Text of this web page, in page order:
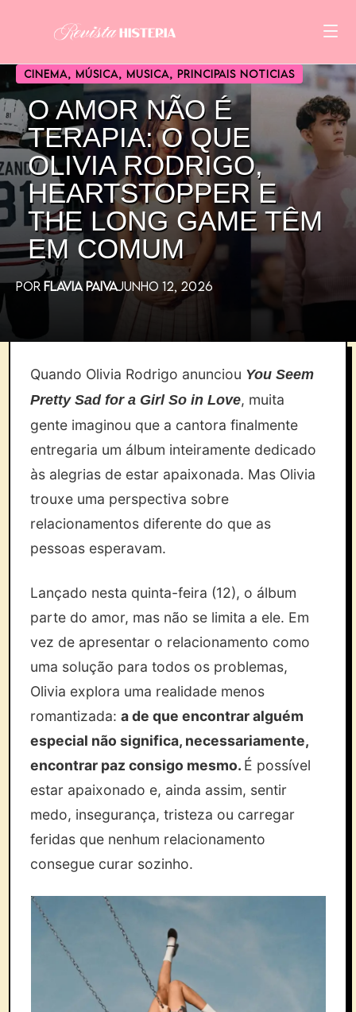
CINEMA, MÚSICA, MUSICA, PRINCIPAIS NOTICIAS
O AMOR NÃO É
TERAPIA: O QUE
OLIVIA RODRIGO,
HEARTSTOPPER E
THE LONG GAME TÊM
EM COMUM
POR FLAVIA PAIVAJUNHO 12, 2026
Quando Olivia Rodrigo anunciou You Seem
Pretty Sad for a Girl So in Love, muita
gente imaginou que a cantora finalmente
entregaria um álbum inteiramente dedicado
às alegrias de estar apaixonada. Mas Olivia
trouxe uma perspectiva sobre
relacionamentos diferente do que as
pessoas esperavam.
Lançado nesta quinta-feira (12), o álbum
parte do amor, mas não se limita a ele. Em
vez de apresentar o relacionamento como
uma solução para todos os problemas,
Olivia explora uma realidade menos
romantizada:a de que encontrar alguém
especial não significa, necessariamente,
encontrar paz consigo mesmo. É possível
estar apaixonado e, ainda assim, sentir
medo, insegurança, tristeza ou carregar
feridas que nenhum relacionamento
consegue curar sozinho.